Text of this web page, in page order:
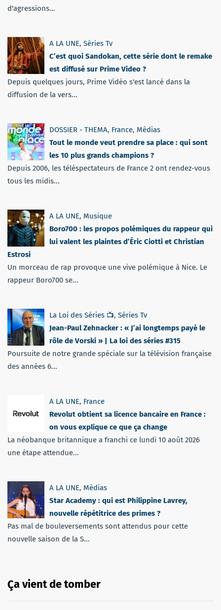
d'agressions...
A LA UNE, Séries Tv
C’est quoi Sandokan, cette série dont le remake
est diffusé sur Prime Video ?
Depuis quelques jours, Prime Vidéo s'est lancé dans la
diffusion de la vers...
DOSSIER - THEMA, France, Médias
Tout le monde veut prendre sa place : qui sont
les 10 plus grands champions ?
Depuis 2006, les téléspectateurs de France 2 ont rendez-vous
tous les midis...
A LA UNE, Musique
Boro700 : les propos polémiques du rappeur qui
lui valent les plaintes d’Éric Ciotti et Christian
Estrosi
Un morceau de rap provoque une vive polémique à Nice. Le
rappeur Boro700 se...
La Loi des Séries 📺, Séries Tv
Jean-Paul Zehnacker : « J’ai longtemps payé le
rôle de Vorski » | La loi des séries #315
Poursuite de notre grande spéciale sur la télévision française
des années 6...
A LA UNE, France
Revolut obtient sa licence bancaire en France :
on vous explique ce que ça change
La néobanque britannique a franchi ce lundi 10 août 2026
une étape attendue...
A LA UNE, Médias
Star Academy : qui est Philippine Lavrey,
nouvelle répétitrice des primes ?
Pas mal de bouleversements sont attendus pour cette
nouvelle saison de la S...
Ça vient de tomber